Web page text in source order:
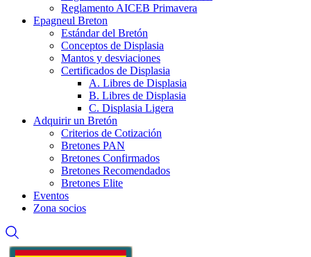
Reglamento AICEB Primavera
Epagneul Breton
Estándar del Bretón
Conceptos de Displasia
Mantos y desviaciones
Certificados de Displasia
A. Libres de Displasia
B. Libres de Displasia
C. Displasia Ligera
Adquirir un Bretón
Criterios de Cotización
Bretones PAN
Bretones Confirmados
Bretones Recomendados
Bretones Elite
Eventos
Zona socios